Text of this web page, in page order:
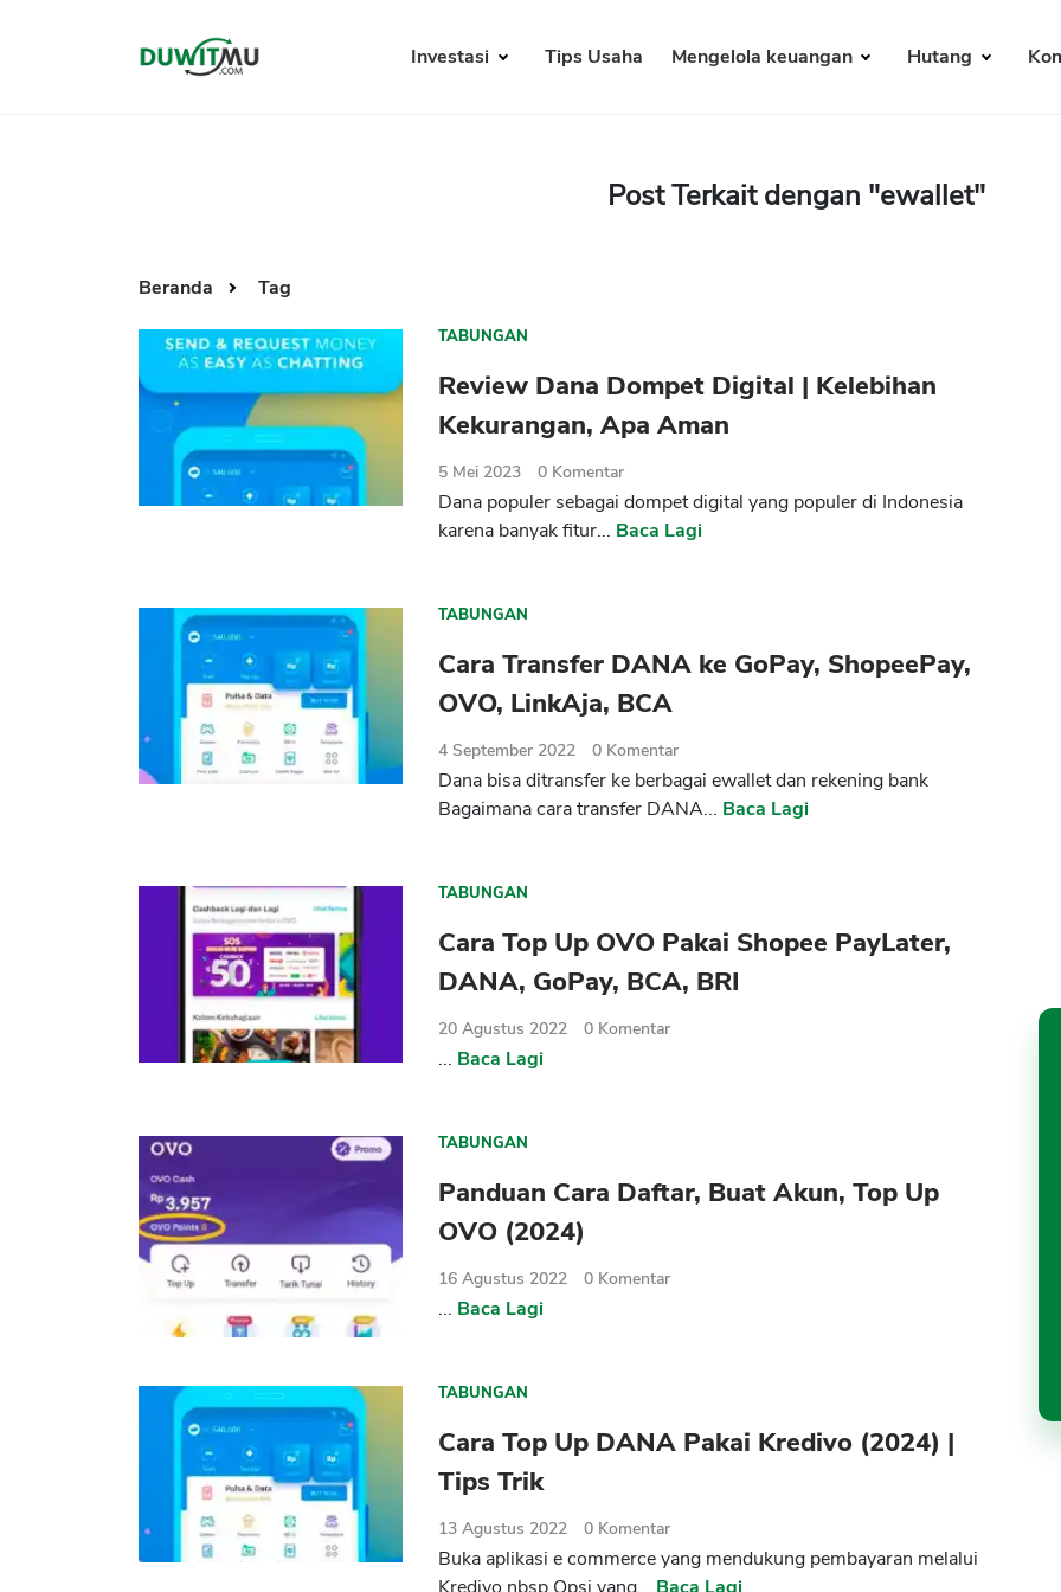
Investasi Tips Usaha Mengelola keuangan Hutang
Post Terkait dengan "ewallet"
Beranda Tag
TABUNGAN
Review Dana Dompet Digital | Kelebihan
Kekurangan, Apa Aman
5 Mei 2023 0 Komentar
Dana populer sebagai dompet digital yang populer di Indonesia
karena banyak fitur... Baca Lagi
TABUNGAN
Cara Transfer DANA ke GoPay, ShopeePay,
OVO, LinkAja, BCA
4 September 2022 0 Komentar
Dana bisa ditransfer ke berbagai ewallet dan rekening bank
Bagaimana cara transfer DANA... Baca Lagi
TABUNGAN
Cara Top Up OVO Pakai Shopee PayLater,
DANA, GoPay, BCA, BRI
20 Agustus 2022 0 Komentar
... Baca Lagi
TABUNGAN
Panduan Cara Daftar, Buat Akun, Top Up
OVO (2024)
16 Agustus 2022 0 Komentar
... Baca Lagi
TABUNGAN
Cara Top Up DANA Pakai Kredivo (2024) |
Tips Trik
13 Agustus 2022 0 Komentar
Buka aplikasi e commerce yang mendukung pembayaran melalui